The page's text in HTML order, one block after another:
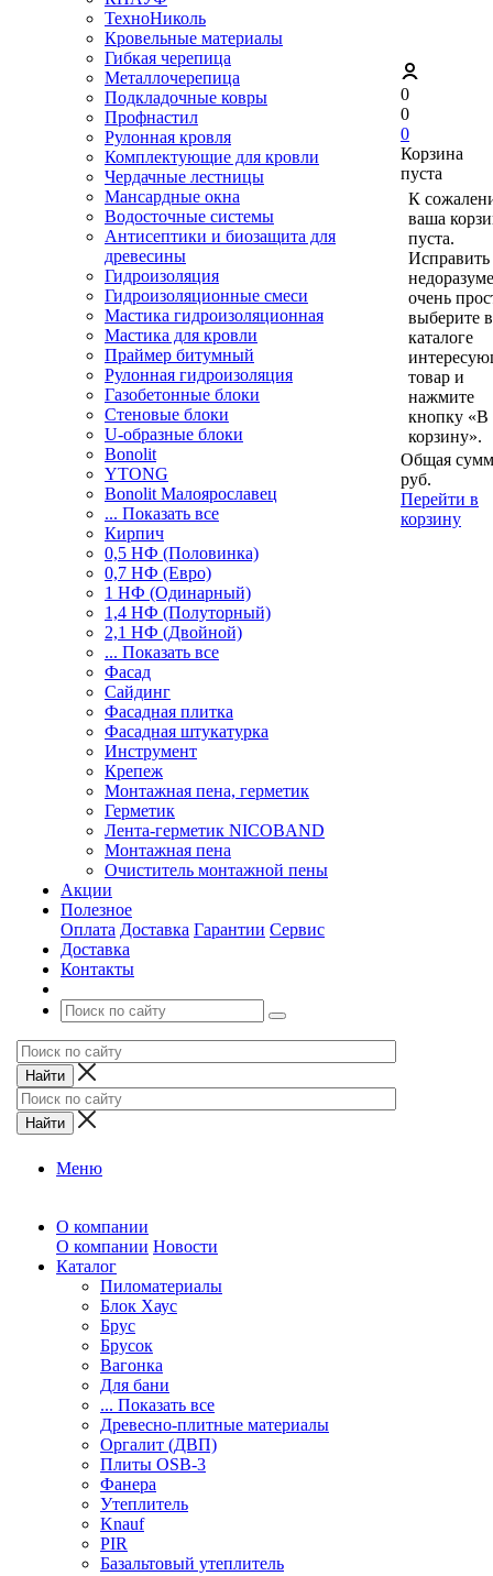
ТехноНиколь
Кровельные материалы
Гибкая черепица
Металлочерепица
Подкладочные ковры
Профнастил
Рулонная кровля
Комплектующие для кровли
Чердачные лестницы
Мансардные окна
Водосточные системы
Антисептики и биозащита для
древесины
Гидроизоляция
Гидроизоляционные смеси
Мастика гидроизоляционная
Мастика для кровли
Праймер битумный
Рулонная гидроизоляция
Газобетонные блоки
Стеновые блоки
U-образные блоки
Bonolit
YTONG
Bonolit Малоярославец
... Показать все
Кирпич
0,5 НФ (Половинка)
0,7 НФ (Евро)
1 НФ (Одинарный)
1,4 НФ (Полуторный)
2,1 НФ (Двойной)
... Показать все
Фасад
Сайдинг
Фасадная плитка
Фасадная штукатурка
Инструмент
Крепеж
Монтажная пена, герметик
Герметик
Лента-герметик NICOBAND
Монтажная пена
Очиститель монтажной пены
Акции
Полезное
Оплата Доставка Гарантии Сервис
Доставка
Контакты
0
0
0
Корзина
пуста
К
ваша
пуста.
Исправить
очень
выберите в
каталоге
товар и
нажмите
кнопку «В
корзину».
Общая
руб.
Перейти в
корзину
Меню
О компании
О компании Новости
Каталог
Пиломатериалы
Блок Хаус
Брус
Брусок
Вагонка
Для бани
... Показать все
Древесно-плитные материалы
Оргалит (ДВП)
Плиты OSB-3
Фанера
Утеплитель
Knauf
PIR
Базальтовый утеплитель